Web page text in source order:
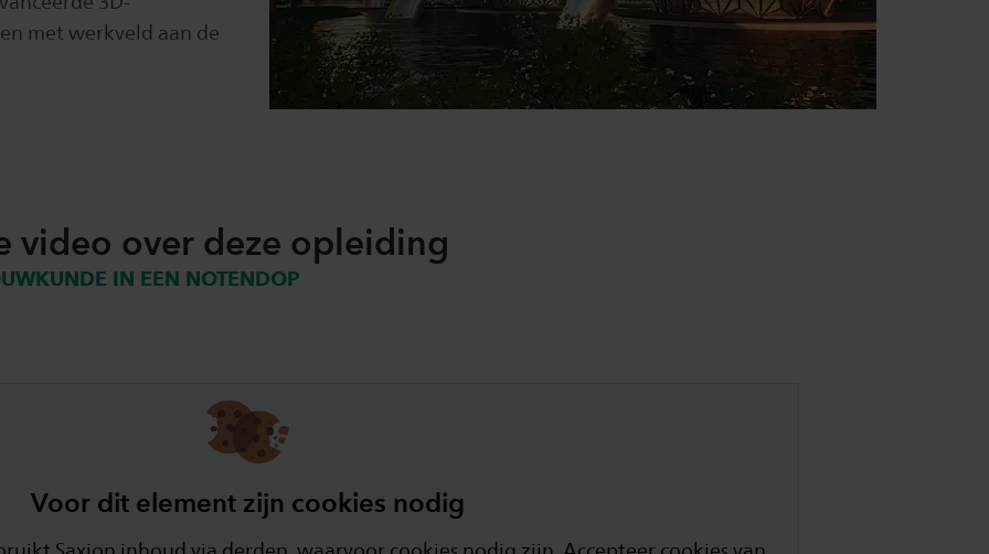
met werkveld aan de
video over deze opleiding
IN EEN NOTENDOP
Voor dit element zijn cookies nodig